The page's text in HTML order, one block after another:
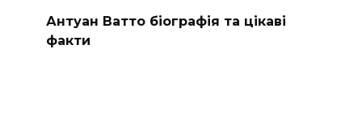
Антуан Ватто біографія та цікаві
факти